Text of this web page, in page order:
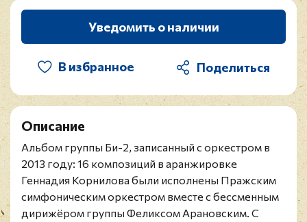
Уведомить о наличии
В избранное
Описание
Альбом группы Би-2, записанный с оркестром в
2013 году: 16 композиций в аранжировке
Геннадия Корнилова были исполнены Пражским
симфоническим оркестром вместе с бессменным
дирижёром группы Феликсом Арановским. С